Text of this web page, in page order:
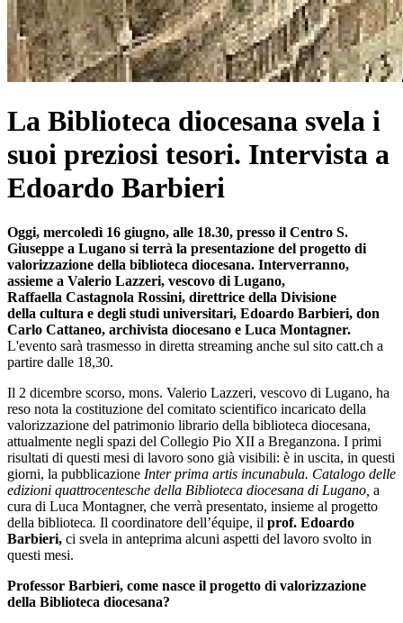
La Biblioteca diocesana svela i
suoi preziosi tesori. Intervista a
Edoardo Barbieri
Oggi, mercoledì 16 giugno, alle 18.30, presso il Centro S.
Giuseppe a Lugano si terrà la presentazione del progetto di
valorizzazione della biblioteca diocesana. Interverranno,
assieme a Valerio Lazzeri, vescovo di Lugano,
Raffaella Castagnola Rossini, direttrice della Divisione
della cultura e degli studi universitari, Edoardo Barbieri, don
Carlo Cattaneo, archivista diocesano e Luca Montagner.
L'evento sarà trasmesso in diretta streaming anche sul sito catt.ch a
partire dalle 18,30.
Il 2 dicembre scorso, mons. Valerio Lazzeri, vescovo di Lugano, ha
reso nota la costituzione del comitato scientifico incaricato della
valorizzazione del patrimonio librario della biblioteca diocesana,
attualmente negli spazi del Collegio Pio XII a Breganzona. I primi
risultati di questi mesi di lavoro sono già visibili: è in uscita, in questi
giorni, la pubblicazione Inter prima artis incunabula. Catalogo delle
edizioni quattrocentesche della Biblioteca diocesana di Lugano, a
cura di Luca Montagner, che verrà presentato, insieme al progetto
della biblioteca. Il coordinatore dell’équipe, il prof. Edoardo
Barbieri, ci svela in anteprima alcuni aspetti del lavoro svolto in
questi mesi.
Professor Barbieri, come nasce il progetto di valorizzazione
della Biblioteca diocesana?